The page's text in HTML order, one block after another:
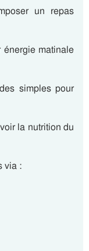
un repas
matinale
simples pour
la nutrition du
via :